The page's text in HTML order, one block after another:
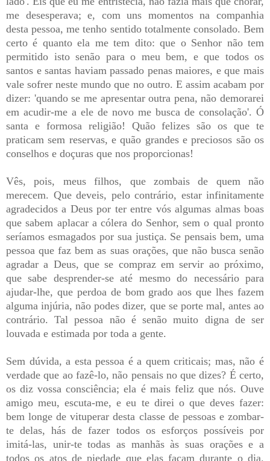
me desesperava; e, com uns momentos na companhia
desta pessoa, me tenho sentido totalmente consolado. Bem
certo é quanto ela me tem dito: que o Senhor não tem
permitido isto senão para o meu bem, e que todos os
santos e santas haviam passado penas maiores, e que mais
vale sofrer neste mundo que no outro. E assim acabam por
dizer: 'quando se me apresentar outra pena, não demorarei
em acudir-me a ele de novo me busca de consolação'. Ó
santa e formosa religião! Quão felizes são os que te
praticam sem reservas, e quão grandes e preciosos são os
conselhos e doçuras que nos proporcionas!
Vês, pois, meus filhos, que zombais de quem não
merecem. Que deveis, pelo contrário, estar infinitamente
agradecidos a Deus por ter entre vós algumas almas boas
que sabem aplacar a cólera do Senhor, sem o qual pronto
seríamos esmagados por sua justiça. Se pensais bem, uma
pessoa que faz bem as suas orações, que não busca senão
agradar a Deus, que se compraz em servir ao próximo,
que sabe desprender-se até mesmo do necessário para
ajudar-lhe, que perdoa de bom grado aos que lhes fazem
alguma injúria, não podes dizer, que se porte mal, antes ao
contrário. Tal pessoa não é senão muito digna de ser
louvada e estimada por toda a gente.
Sem dúvida, a esta pessoa é a quem criticais; mas, não é
verdade que ao fazê-lo, não pensais no que dizes? É certo,
os diz vossa consciência; ela é mais feliz que nós. Ouve
amigo meu, escuta-me, e eu te direi o que deves fazer:
bem longe de vituperar desta classe de pessoas e zombar-
te delas, hás de fazer todos os esforços possíveis por
imitá-las, unir-te todas as manhãs às suas orações e a
todos os atos de piedade que elas façam durante o dia.